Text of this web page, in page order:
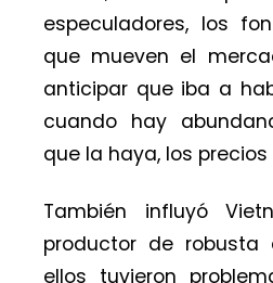
especuladores, los
que mueven el
anticipar que iba a
cuando hay
que la haya, los precios
También influyó
productor de robusta
ellos tuvieron